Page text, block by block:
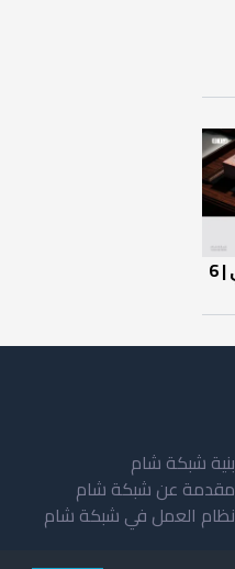
تقرير شام الاقتصادي | 6
بنية شبكة شام
مقدمة عن شبكة شام
نظام العمل في شبكة شام